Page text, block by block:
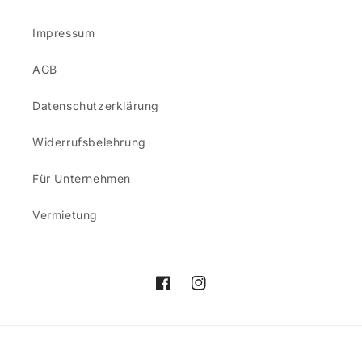
Impressum
AGB
Datenschutzerklärung
Widerrufsbelehrung
Für Unternehmen
Vermietung
FacebookInstagram